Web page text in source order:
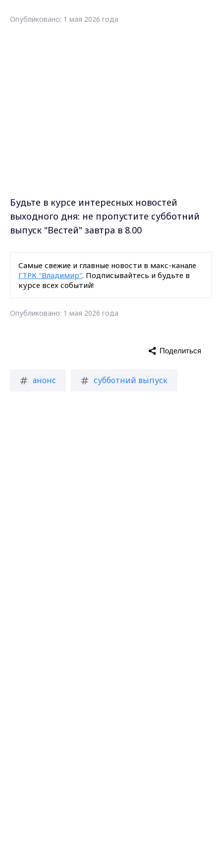
Опубликовано: 1 мая 2026 года
Будьте в курсе интересных новостей
выходного дня: не пропустите субботний
выпуск "Вестей" завтра в 8.00
Самые свежие и главные новости в макс-канале
ГТРК "Владимир". Подписывайтесь и будьте в
курсе всех событий!
Опубликовано: 1 мая 2026 года
анонс субботний выпуск
Поделиться